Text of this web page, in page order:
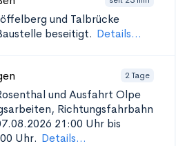
und Talbrücke
beseitigt. Details...
2 Tage
und Ausfahrt Olpe
Richtungsfahrbahn
21:00 Uhr bis
Uhr. Details...